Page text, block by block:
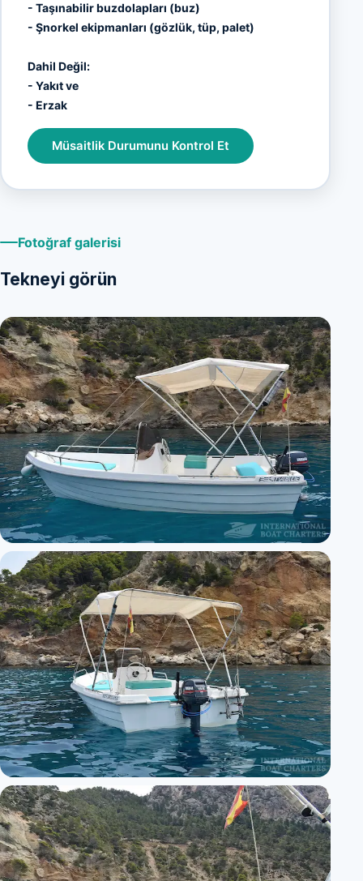
- Taşınabilir buzdolapları (buz)
- Şnorkel ekipmanları (gözlük, tüp, palet)
Dahil Değil:
- Yakıt ve
- Erzak
Müsaitlik Durumunu Kontrol Et
Fotoğraf galerisi
Tekneyi görün